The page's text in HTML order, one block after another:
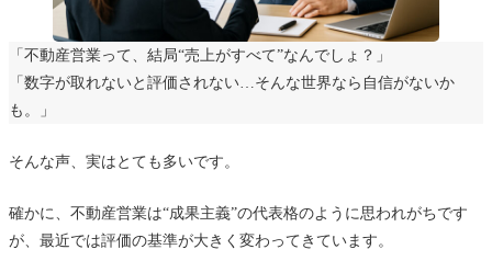
「不動産営業って、結局“売上がすべて”なんでしょ？」
「数字が取れないと評価されない…そんな世界なら自信がないか
も。」
そんな声、実はとても多いです。
確かに、不動産営業は“成果主義”の代表格のように思われがちです
が、最近では評価の基準が大きく変わってきています。